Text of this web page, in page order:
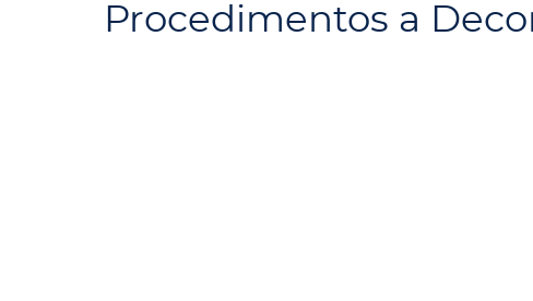
Procedimentos a